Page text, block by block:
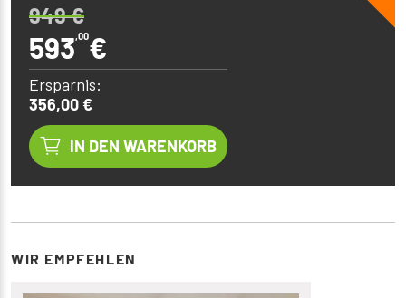
949€
593,00€
Ersparnis:
356,00 €
IN DEN WARENKORB
WIR EMPFEHLEN